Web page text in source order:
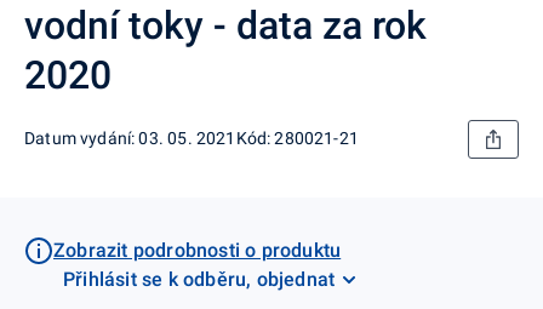
vodní toky - data za rok
2020
Datum vydání: 03. 05. 2021 Kód: 280021-21
Zobrazit podrobnosti o produktu
Přihlásit se k odběru, objednat